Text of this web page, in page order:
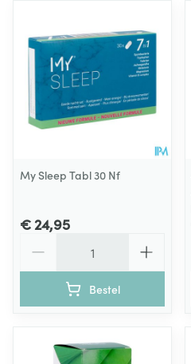
My Sleep Tabl 30 Nf
€ 24,95
Bestel